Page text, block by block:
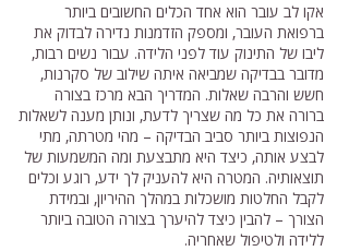
אקו לב עובר הוא אחד הכלים החשובים ביותר
ברפואת העובר, ומספק הזדמנות נדירה לבדוק את
ליבו של התינוק עוד לפני הלידה. עבור נשים רבות,
מדובר בבדיקה שמביאה איתה שילוב של סקרנות,
חשש והרבה שאלות. המדריך הבא מרכז בצורה
ברורה את כל מה שצריך לדעת, ונותן מענה לשאלות
הנפוצות ביותר סביב הבדיקה – מהי מטרתה, מתי
לבצע אותה, כיצד היא מתבצעת ומה המשמעות של
תוצאותיה. המטרה היא להעניק לך ידע, רוגע וכלים
לקבל החלטות מושכלות במהלך ההיריון, ובמידת
הצורך – להבין כיצד להיערך בצורה הטובה ביותר
ללידה ולטיפול שאחריה.